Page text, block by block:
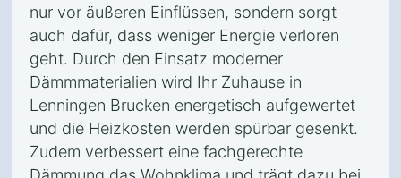
nur vor äußeren Einflüssen, sondern sorgt
auch dafür, dass weniger Energie verloren
geht. Durch den Einsatz moderner
Dämmmaterialien wird Ihr Zuhause in
Lenningen Brucken energetisch aufgewertet
und die Heizkosten werden spürbar gesenkt.
Zudem verbessert eine fachgerechte